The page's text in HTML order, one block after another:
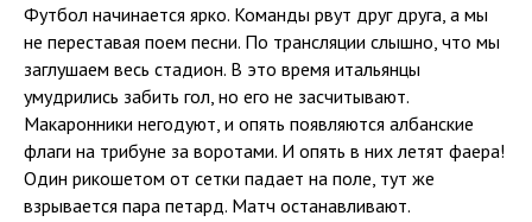
Футбол начинается ярко. Команды рвут друг друга, а мы
не переставая поем песни. По трансляции слышно, что мы
заглушаем весь стадион. В это время итальянцы
умудрились забить гол, но его не засчитывают.
Макаронники негодуют, и опять появляются албанские
флаги на трибуне за воротами. И опять в них летят фаера!
Один рикошетом от сетки падает на поле, тут же
взрывается пара петард. Матч останавливают.